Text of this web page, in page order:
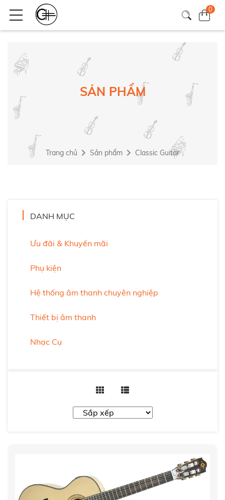
0
SẢN PHẨM
Trang chủ Sản phẩm Classic Guitar
DANH MỤC
Ưu đãi & Khuyến mãi
Phụ kiện
Hệ thống âm thanh chuyên nghiệp
Thiết bị âm thanh
Nhạc Cụ